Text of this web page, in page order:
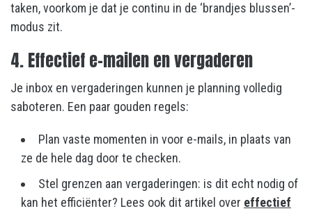
taken, voorkom je dat je continu in de ‘brandjes blussen’-
modus zit.
4. Effectief e-mailen en vergaderen
Je inbox en vergaderingen kunnen je planning volledig
saboteren. Een paar gouden regels:
Plan vaste momenten in voor e-mails, in plaats van
ze de hele dag door te checken.
Stel grenzen aan vergaderingen: is dit echt nodig of
kan het efficiënter? Lees ook dit artikel over effectief